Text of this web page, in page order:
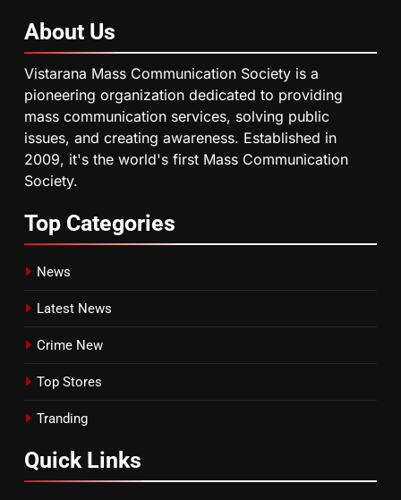
About Us
Vistarana Mass Communication Society is a
pioneering organization dedicated to providing
mass communication services, solving public
issues, and creating awareness. Established in
2009, it's the world's first Mass Communication
Society.
Top Categories
News
Latest News
Crime New
Top Stores
Tranding
Quick Links